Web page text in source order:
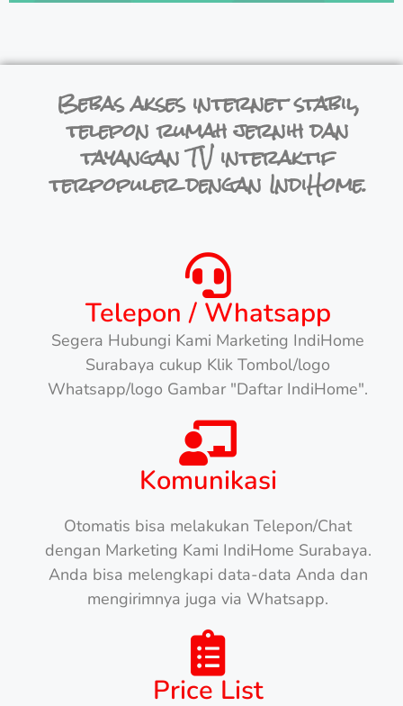
Bebas akses internet stabil,
telepon rumah jernih dan
tayangan TV interaktif
terpopuler dengan IndiHome.
Telepon / Whatsapp
Segera Hubungi Kami Marketing IndiHome
Surabaya cukup Klik Tombol/logo
Whatsapp/logo Gambar "Daftar IndiHome".
Komunikasi
Otomatis bisa melakukan Telepon/Chat
dengan Marketing Kami IndiHome Surabaya.
Anda bisa melengkapi data-data Anda dan
mengirimnya juga via Whatsapp.
Price List